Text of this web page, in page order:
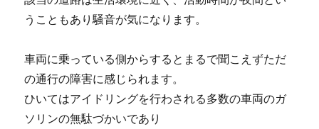
うこともあり騒音が気になります。
車両に乗っている側からするとまるで聞こえずただ
の通行の障害に感じられます。
ひいてはアイドリングを行わされる多数の車両のガ
ソリンの無駄づかいであり